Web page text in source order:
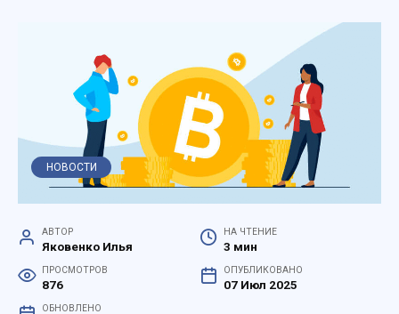
НОВОСТИ
АВТОР
Яковенко Илья
НА ЧТЕНИЕ
3 мин
ПРОСМОТРОВ
876
ОПУБЛИКОВАНО
07 Июл 2025
ОБНОВЛЕНО